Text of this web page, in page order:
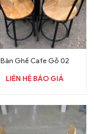
Bàn Ghế Cafe Gỗ 02
LIÊN HỆ BÁO GIÁ